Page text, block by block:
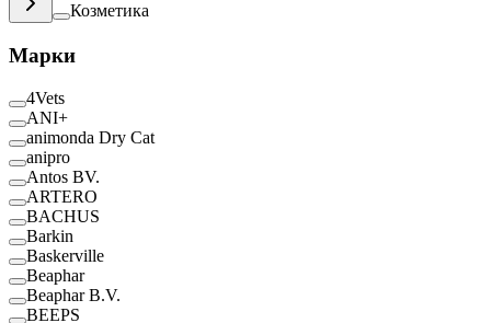
Козметика
Марки
4Vets
ANI+
animonda Dry Cat
anipro
Antos BV.
ARTERO
BACHUS
Barkin
Baskerville
Beaphar
Beaphar B.V.
BEEPS